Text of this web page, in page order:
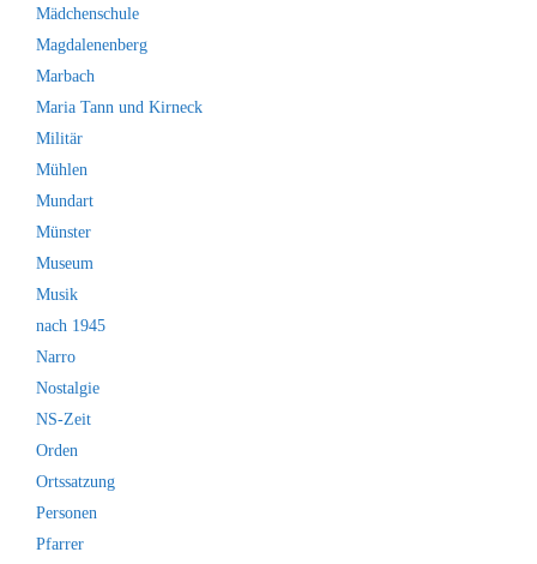
Mädchenschule
Magdalenenberg
Marbach
Maria Tann und Kirneck
Militär
Mühlen
Mundart
Münster
Museum
Musik
nach 1945
Narro
Nostalgie
NS-Zeit
Orden
Ortssatzung
Personen
Pfarrer